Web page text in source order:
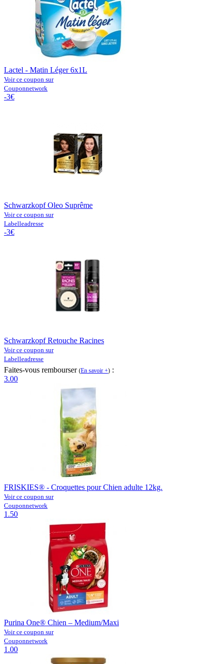
Lactel - Matin Léger 6x1L
Voir ce coupon sur
Couponnetwork
-3€
Schwarzkopf Oleo Suprême
Voir ce coupon sur
Labelleadresse
-3€
Schwarzkopf Retouche Racines
Voir ce coupon sur
Labelleadresse
Faites-vous rembourser (En savoir +) :
3.00
FRISKIES® - Croquettes pour Chien adulte 12kg.
Voir ce coupon sur
Couponnetwork
1.50
Purina One® Chien – Medium/Maxi
Voir ce coupon sur
Couponnetwork
1.00